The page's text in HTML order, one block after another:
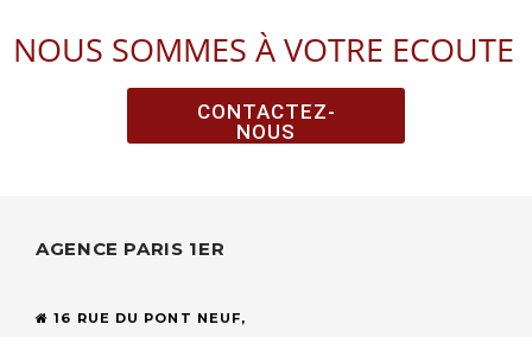
NOUS SOMMES À VOTRE ECOUTE
CONTACTEZ-
NOUS
AGENCE PARIS 1ER
16 RUE DU PONT NEUF,